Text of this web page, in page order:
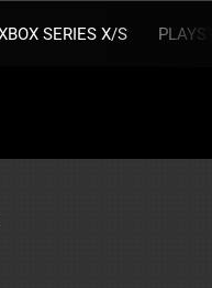
SERIES X/S